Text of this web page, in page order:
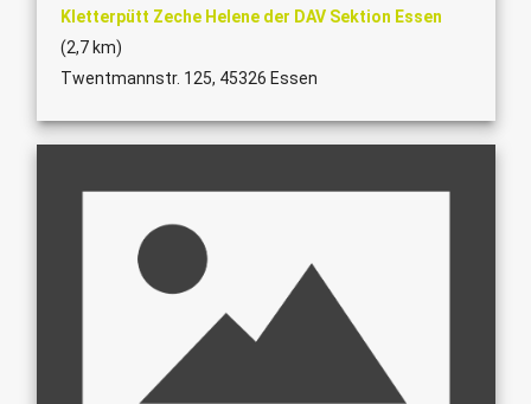
Kletterpütt Zeche Helene der DAV Sektion Essen
(2,7 km)
Twentmannstr. 125, 45326 Essen